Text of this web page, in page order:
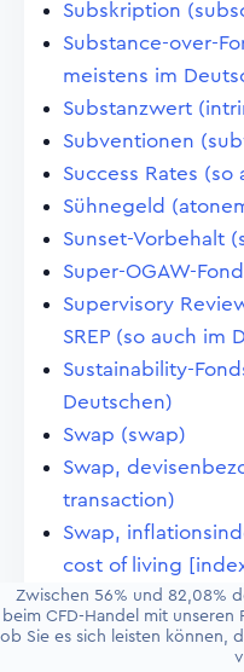
Subskription
Substance-over-
meistens im
Substanzwert
Subventionen
Success Rates
Sühnegeld
Sunset-Vorbehalt
Super-OGAW-
Supervisory
SREP (so auch im
Sustainability-
Deutschen)
Swap (swap)
Swap,
transaction)
Swap,
cost of living
Swap,
Swap-Karussell
central bank
Zwischen 56% und 82,08%
beim CFD-Handel mit
ob Sie es sich leisten können,